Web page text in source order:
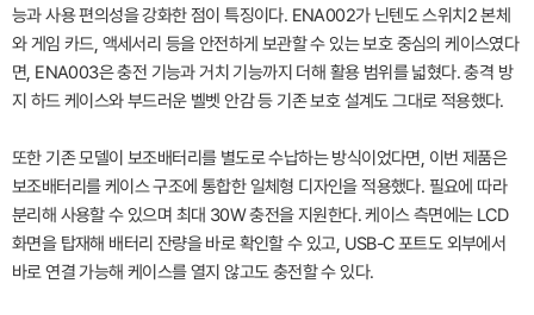
능과 사용 편의성을 강화한 점이 특징이다. ENA002가 닌텐도 스위치2 본체
와 게임 카드, 액세서리 등을 안전하게 보관할 수 있는 보호 중심의 케이스였다
면, ENA003은 충전 기능과 거치 기능까지 더해 활용 범위를 넓혔다. 충격 방
지 하드 케이스와 부드러운 벨벳 안감 등 기존 보호 설계도 그대로 적용했다.
또한 기존 모델이 보조배터리를 별도로 수납하는 방식이었다면, 이번 제품은
보조배터리를 케이스 구조에 통합한 일체형 디자인을 적용했다. 필요에 따라
분리해 사용할 수 있으며 최대 30W 충전을 지원한다. 케이스 측면에는 LCD
화면을 탑재해 배터리 잔량을 바로 확인할 수 있고, USB-C 포트도 외부에서
바로 연결 가능해 케이스를 열지 않고도 충전할 수 있다.